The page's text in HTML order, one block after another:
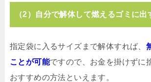
（2）自分で解体して燃えるゴミに出
指定袋に入るサイズまで解体すれば、
ことが可能ですので、お金を掛けずに
おすすめの方法といえます。